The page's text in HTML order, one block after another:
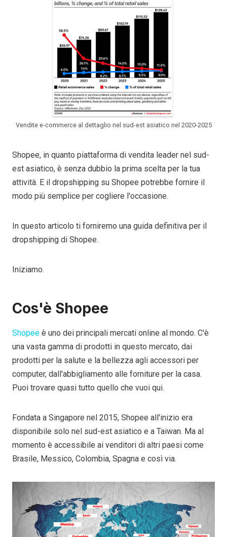
Vendite e-commerce al dettaglio nel sud-est asiatico nel 2020-2025
Shopee, in quanto piattaforma di vendita leader nel sud-
est asiatico, è senza dubbio la prima scelta per la tua
attività. E il dropshipping su Shopee potrebbe fornire il
modo più semplice per cogliere l'occasione.
In questo articolo ti forniremo una guida definitiva per il
dropshipping di Shopee.
Iniziamo.
Cos'è Shopee
Shopee è uno dei principali mercati online al mondo. C'è
una vasta gamma di prodotti in questo mercato, dai
prodotti per la salute e la bellezza agli accessori per
computer, dall'abbigliamento alle forniture per la casa.
Puoi trovare quasi tutto quello che vuoi qui.
Fondata a Singapore nel 2015, Shopee all'inizio era
disponibile solo nel sud-est asiatico e a Taiwan. Ma al
momento è accessibile ai venditori di altri paesi come
Brasile, Messico, Colombia, Spagna e così via.